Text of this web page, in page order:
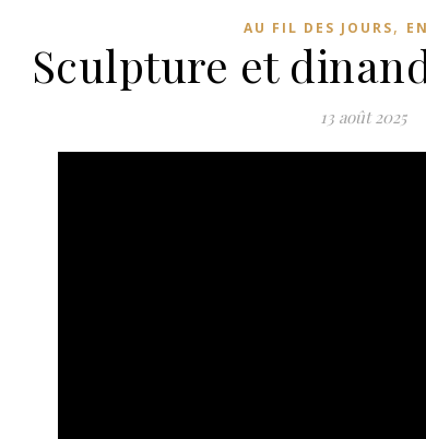
AU FIL DES JOURS,
Sculpture et
13 août 2025